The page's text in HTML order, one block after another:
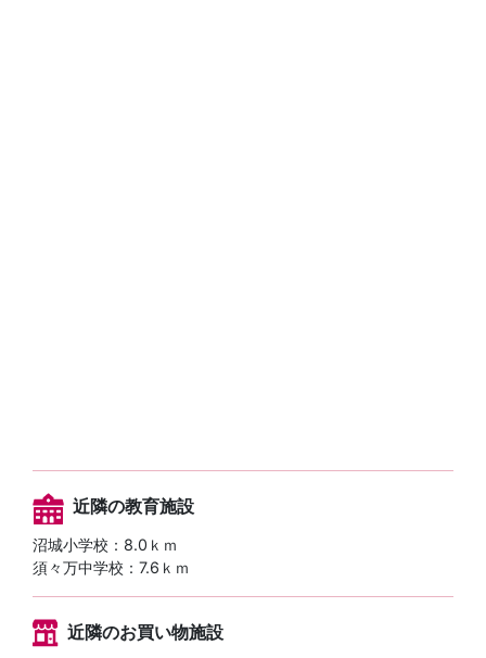
近隣の教育施設
沼城小学校：8.0ｋｍ
須々万中学校：7.6ｋｍ
近隣のお買い物施設